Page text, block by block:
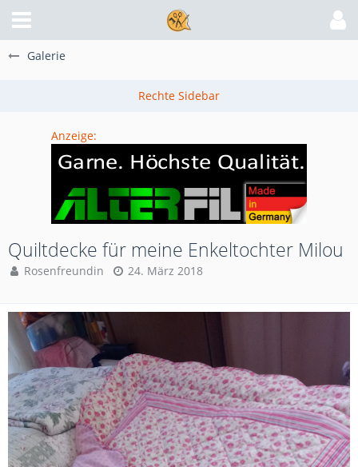
Galerie
Anzeige:
Quiltdecke für meine Enkeltochter Milou
Rosenfreundin 24. März 2018